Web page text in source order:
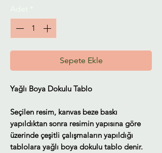
Sepete Ekle
Yağlı Boya Dokulu Tablo
Seçilen resim, kanvas beze baskı
yapıldıktan sonra resimin yapısına göre
üzerinde çeşitli çalışmaların yapıldığı
tablolara yağlı boya dokulu tablo denir.